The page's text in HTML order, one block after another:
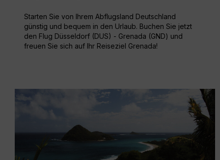
Starten Sie von Ihrem Abflugsland Deutschland
günstig und bequem in den Urlaub. Buchen Sie jetzt
den Flug Düsseldorf (DUS) - Grenada (GND) und
freuen Sie sich auf Ihr Reiseziel Grenada!